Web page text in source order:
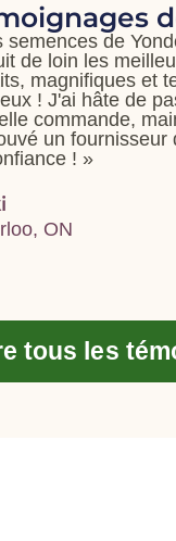
semences de
de loin les
magnifiques et
! J'ai hâte de
commande,
un fournisseur
! »
ON
tous les